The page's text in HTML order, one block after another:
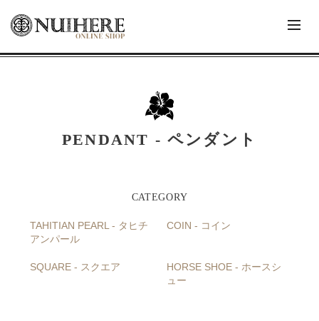
PENDANT - ペンダント
TAHITIAN PEARL - タヒチ
アンパール
COIN - コイン
SQUARE - スクエア
HORSE SHOE - ホースシ
ュー